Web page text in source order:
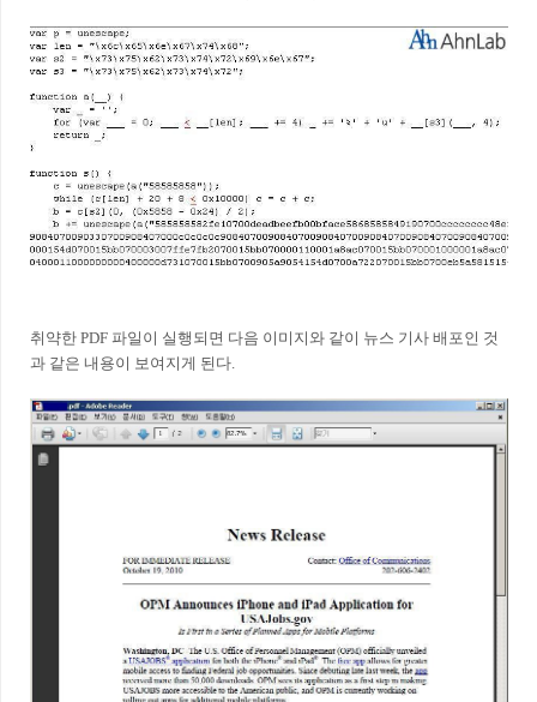
취약한 PDF 파일이 실행되면 다음 이미지와 같이 뉴스 기사 배포인 것
과 같은 내용이 보여지게 된다.